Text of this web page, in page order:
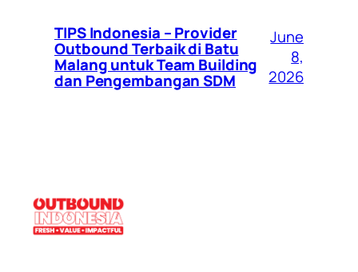
TIPS Indonesia – Provider
Outbound Terbaik di Batu
Malang untuk Team Building
dan Pengembangan SDM
June
8,
2026